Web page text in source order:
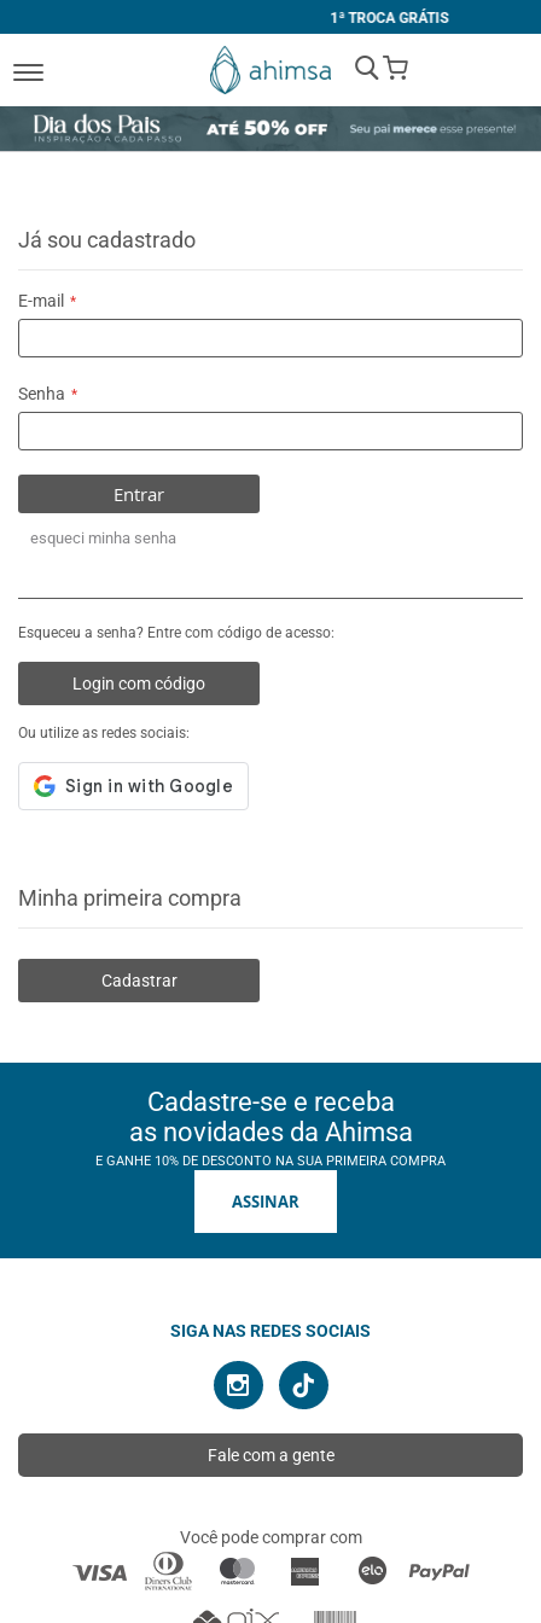
1ª TROCA GRÁTIS
My Cart
Já sou cadastrado
E-mail
Senha
Entrar
esqueci minha senha
Esqueceu a senha? Entre com código de acesso:
Login com código
Ou utilize as redes sociais:
Minha primeira compra
Cadastrar
Cadastre-se e receba
as novidades da Ahimsa
E GANHE 10% DE DESCONTO NA SUA PRIMEIRA COMPRA
ASSINAR
SIGA NAS REDES SOCIAIS
Fale com a gente
Você pode comprar com